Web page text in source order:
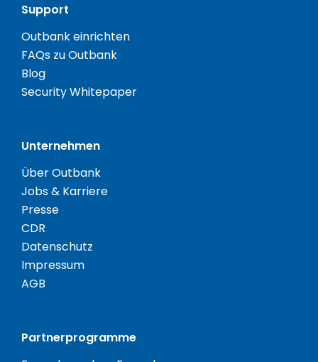
Support
Outbank einrichten
FAQs zu Outbank
Blog
Security Whitepaper
Unternehmen
Über Outbank
Jobs & Karriere
Presse
CDR
Datenschutz
Impressum
AGB
Partnerprogramme